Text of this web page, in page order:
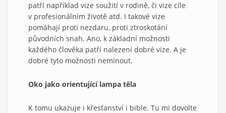
patří například vize soužití v rodině, či vize cíle
v profesionálním životě atd. I takové vize
pomáhají proti nezdaru, proti ztroskotání
původních snah. Ano, k základní možnosti
každého člověka patří nalezení dobré vize. A je
dobré tyto možnosti neminout.
Oko jako orientující lampa těla
K tomu ukazuje i křesťanství i bible. Tu mi dovolte